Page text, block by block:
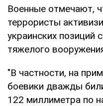
Военные отмечают,
террористы
украинских позиций
тяжелого
"В частности, на
боевики дважды
122 миллиметра по